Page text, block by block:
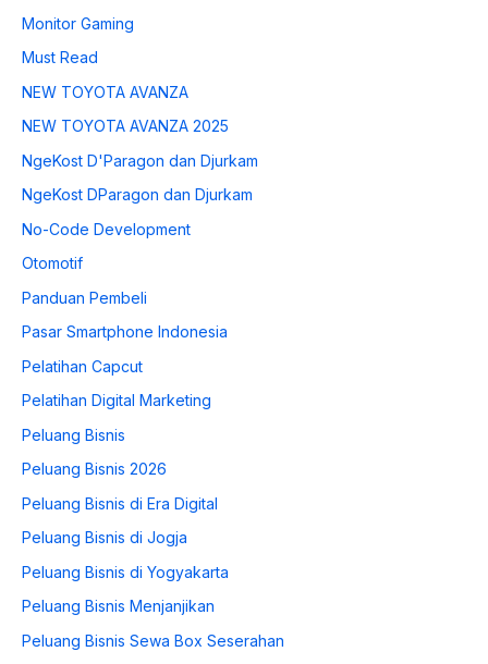
Monitor Gaming
Must Read
NEW TOYOTA AVANZA
NEW TOYOTA AVANZA 2025
NgeKost D'Paragon dan Djurkam
NgeKost DParagon dan Djurkam
No-Code Development
Otomotif
Panduan Pembeli
Pasar Smartphone Indonesia
Pelatihan Capcut
Pelatihan Digital Marketing
Peluang Bisnis
Peluang Bisnis 2026
Peluang Bisnis di Era Digital
Peluang Bisnis di Jogja
Peluang Bisnis di Yogyakarta
Peluang Bisnis Menjanjikan
Peluang Bisnis Sewa Box Seserahan